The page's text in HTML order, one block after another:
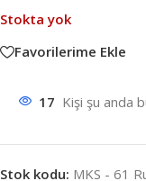
Stokta yok
Favorilerime Ekle
17 Kişi şu anda
Stok kodu: MKS - 61